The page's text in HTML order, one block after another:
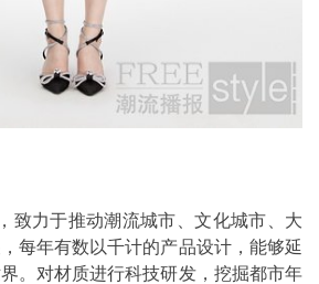
致力于推动潮流城市、文化城市、大
每年有数以千计的产品设计，能够延
。对材质进行科技研发，挖掘都市年